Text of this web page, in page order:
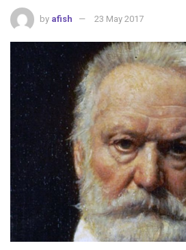
by afish 23 May 2017